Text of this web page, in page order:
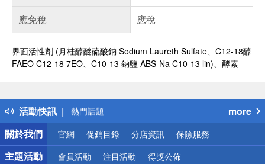
應免稅
應稅
界面活性劑 (月桂醇醚硫酸鈉 Sodium Laureth Sulfate、C12-18醇
FAEO C12-18 7EO、C10-13 鈉鹽 ABS-Na C10-13 lin)、酵素
活動快訊
得獎公告
熱門話題
銀行優惠
偏遠地區配送
詐騙網頁！請小心！
more
關於我們
官網 促銷目錄 分店資訊 保險服務
主題活動 會員活動 注目活動 得獎公佈